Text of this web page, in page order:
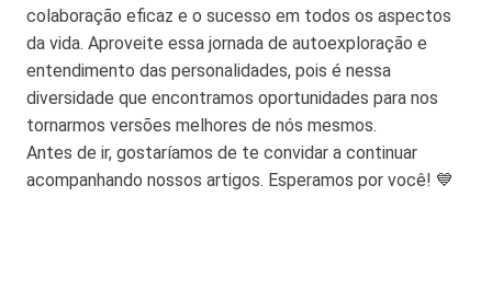
colaboração eficaz e o sucesso em todos os aspectos
da vida. Aproveite essa jornada de autoexploração e
entendimento das personalidades, pois é nessa
diversidade que encontramos oportunidades para nos
tornarmos versões melhores de nós mesmos.
Antes de ir, gostaríamos de te convidar a continuar
acompanhando nossos artigos. Esperamos por você! 💙